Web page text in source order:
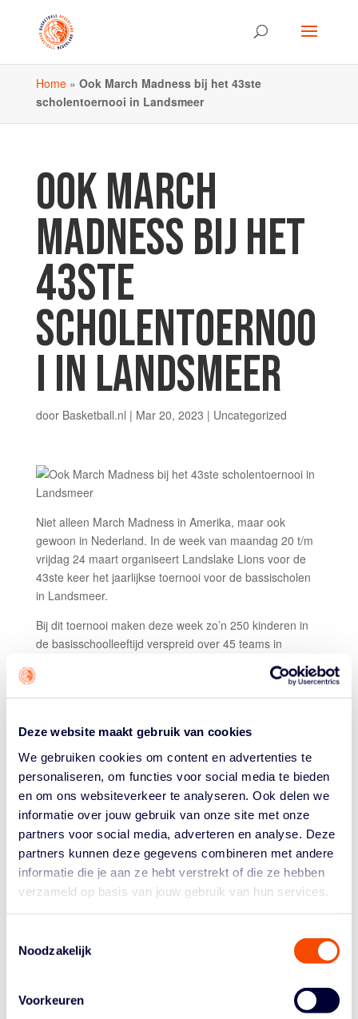
Deze website maakt gebruik van cookies
We gebruiken cookies om content en advertenties te
personaliseren, om functies voor social media te bieden
en om ons websiteverkeer te analyseren. Ook delen we
informatie over jouw gebruik van onze site met onze
partners voor social media, adverteren en analyse. Deze
partners kunnen deze gegevens combineren met andere
informatie die je aan ze hebt verstrekt of die ze hebben
verzameld op basis van jouw gebruik van hun services.
Noodzakelijk
Voorkeuren
Home» Ook March Madness bij het 43ste
scholentoernooi in Landsmeer
OOK MARCH
MADNESS BIJ HET
43STE
SCHOLENTOERNOO
I IN LANDSMEER
door Basketball.nl | Mar 20, 2023 | Uncategorized
Niet alleen March Madness in Amerika, maar ook
gewoon in Nederland. In de week van maandag 20 t/m
vrijdag 24 maart organiseert Landslake Lions voor de
43ste keer het jaarlijkse toernooi voor de bassischolen
in Landsmeer.
Bij dit toernooi maken deze week zo’n 250 kinderen in
de basisschoolleeftijd verspreid over 45 teams in
gegeven aan de deelnemende scholen tijdens de lessen
Op vrijdag 24 maart worden de finales op centercourt in
Indoorcentrum Landsmeer gespeeld voor volle tribunes,
waarbij een speaker en een lokale deejay de sfeer nog
verder verhogen.
Al deze inspanningen leiden er hopelijk weer toe dat
sommige kinderen die enthousiast zijn geraakt voor
basketball, hun weg vinden naar de vereniging
Landslake Lions.
BASKETBALL CUP
Landsmeer liefst vier finales van
op
get programma. Om 20.00 uur spelen de basketbalsters